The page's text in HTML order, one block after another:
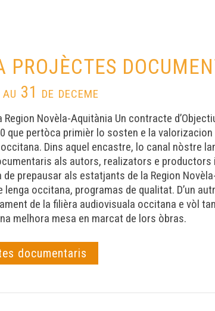
PROJÈCTES
31 de deceme
Region Novèla-Aquitània Un contracte
que pertòca primièr lo sosten e la
Dins aquel encastre, lo canal nòstre
als autors, realizators e productors
de prepausar als estatjants de la Region
occitana, programas de qualitat. D’un
de la filièra audiovisuala occitana e vòl
melhora mesa en marcat de lors òbras.
documentaris